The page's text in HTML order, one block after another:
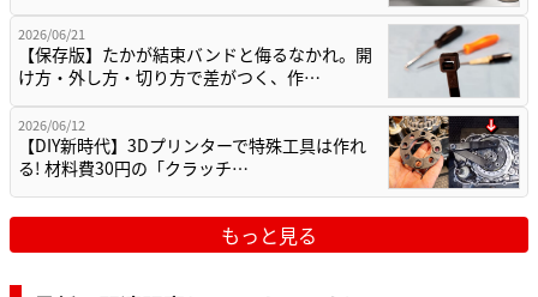
2026/06/21
【保存版】たかが結束バンドと侮るなかれ。開
け方・外し方・切り方で差がつく、作…
2026/06/12
【DIY新時代】3Dプリンターで特殊工具は作れ
る! 材料費30円の「クラッチ…
もっと見る